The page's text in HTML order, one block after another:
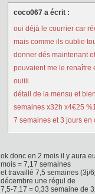
coco067 a écrit :
oui déjà le courrier car
mais comme ils oublie
donner dés maintenant
pouvaient me le renaître
ouiiii
détail de la mensu et
semaines x32h x4€25
7 semaines et 3 jours en
ok donc en 2 mois il y aura
mois = 7,17 semaines
et travaillé 7,5 semaines (3j/
décembre une régul de
7,5-7,17 = 0,33 semaine de